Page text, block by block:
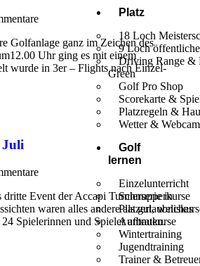
Platz
18 Loch
9 Loch
Driving Range &
Green
Golf Pro Shop
Scorekarte &
Platzregeln &
Wetter & Webcam
Golf
lernen
Einzelunterricht
Schnupperkurse
Aufbaukurse
Wintertraining
Jugendtraining
Trainer &
Golfanlage ganz im Zeichen des
Uhr ging es mit einem
wurde in 3er – Flights nach Einzel-
Juli
Event der Accapi Turnierserie in
waren alles andere als gut, welches
Spielerinnen und Spieler antraten.